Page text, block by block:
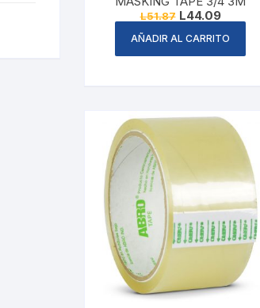
L51.87 Original
price
was:
L44.09Current
price
is:
AÑADIR AL CARRITO